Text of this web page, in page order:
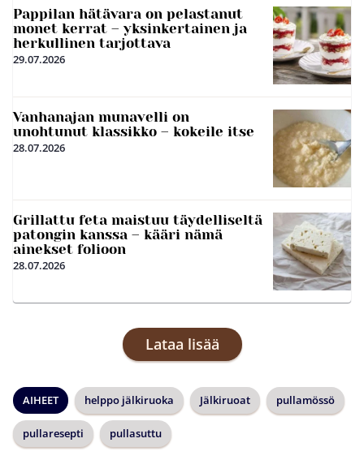
Pappilan hätävara on pelastanut
monet kerrat – yksinkertainen ja
herkullinen tarjottava
29.07.2026
Vanhanajan munavelli on
unohtunut klassikko – kokeile itse
28.07.2026
Grillattu feta maistuu täydelliseltä
patongin kanssa – kääri nämä
ainekset folioon
28.07.2026
Lataa lisää
AIHEET helppo jälkiruoka Jälkiruoat pullamössö
pullaresepti pullasuttu